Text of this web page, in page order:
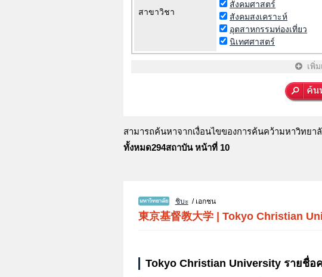
สาขาวิชา
สังคมศาสตร์
สังคมสงเคราะห์
อุตสาหกรรมท่องเที่ยว
นิเทศศาสตร์
เพิ่
สามารถค้นหาจากเงื่อนไขของการค้นคว้ามหาวิทย
ทั้งหมด294สถาบัน หน้าที่ 10
ชิบะ/ เอกชน
東京基督教大学 Tokyo Christian
Tokyo Christian University รายชื่อ